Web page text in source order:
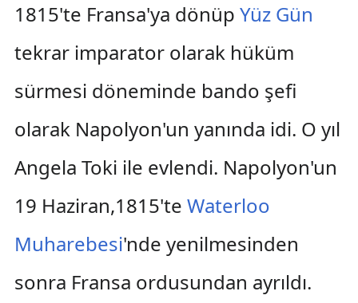
1815'te Fransa'ya dönüp Yüz Gün
tekrar imparator olarak hüküm
sürmesi döneminde bando şefi
olarak Napolyon'un yanında idi. O yıl
Angela Toki ile evlendi. Napolyon'un
19 Haziran,1815'te Waterloo
Muharebesi'nde yenilmesinden
sonra Fransa ordusundan ayrıldı.